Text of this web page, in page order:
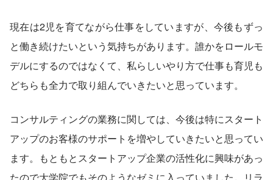
現在は2児を育てながら仕事をしていますが、今後もずっ
と働き続けたいという気持ちがあります。誰かをロールモ
デルにするのではなくて、私らしいやり方で仕事も育児も
どちらも全力で取り組んでいきたいと思っています。
コンサルティングの業務に関しては、今後は特にスタート
アップのお客様のサポートを増やしていきたいと思ってい
ます。もともとスタートアップ企業の活性化に興味があっ
たので大学院でもそのようなゼミに入っていました。リラ